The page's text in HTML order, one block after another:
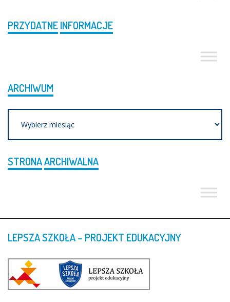
PRZYDATNEINFORMACJE
ARCHIWUM
STRONAARCHIWALNA
LEPSZASZKOŁA– PROJEKT EDUKACYJNY